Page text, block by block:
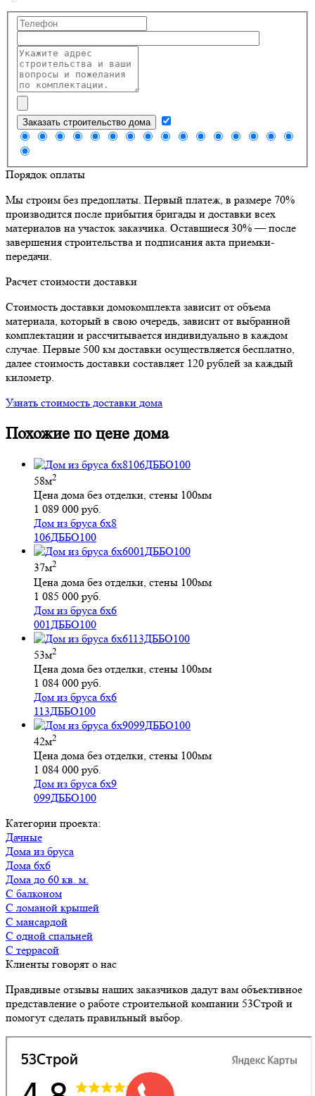
Заказать строительство дома
Порядок оплаты
Мы строим без предоплаты. Первый платеж, в размере 70%
производится после прибытия бригады и доставки всех
материалов на участок заказчика. Оставшиеся 30% — после
завершения строительства и подписания акта приемки-
передачи.
Расчет стоимости доставки
Стоимость доставки домокомплекта зависит от объема
материала, который в свою очередь, зависит от выбранной
комплектации и рассчитывается индивидуально в каждом
случае. Первые 500 км доставки осуществляется бесплатно,
далее стоимость доставки составляет 120 рублей за каждый
километр.
Узнать стоимость доставки дома
Похожие по цене дома
58м2
Цена дома без отделки, стены 100мм
1 089 000 руб.
Дом из бруса 6х8
106ДББО100
37м2
Цена дома без отделки, стены 100мм
1 085 000 руб.
Дом из бруса 6х6
001ДББО100
53м2
Цена дома без отделки, стены 100мм
1 084 000 руб.
Дом из бруса 6х6
113ДББО100
42м2
Цена дома без отделки, стены 100мм
1 084 000 руб.
Дом из бруса 6х9
099ДББО100
Категории проекта:
Дачные
Дома из бруса
Дома 6х6
Дома до 60 кв. м.
с балконом
с ломаной крышей
с мансардой
с одной спальней
с террасой
Клиенты говорят о нас
Правдивые отзывы наших заказчиков дадут вам объективное
представление о работе строительной компании 53Строй и
помогут сделать правильный выбор.